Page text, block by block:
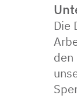
Die
den